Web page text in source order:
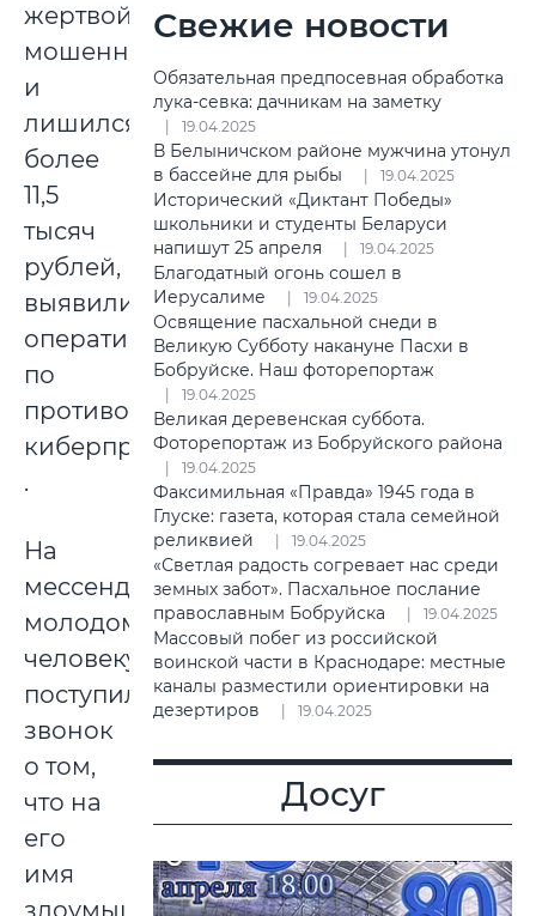
жертвой
мошенников
и
лишился
более
11,5
тысяч
рублей,
выявили
оперативники
по
противодействию
киберпреступности
.
На
мессенджер
молодому
человеку
поступил
звонок
о том,
что на
его
имя
злоумышленники
Свежие новости
Обязательная предпосевная обработка
лука-севка: дачникам на заметку
19.04.2025
В Белыничском районе мужчина утонул
в бассейне для рыбы
19.04.2025
Исторический «Диктант Победы»
школьники и студенты Беларуси
напишут 25 апреля
19.04.2025
Благодатный огонь сошел в
Иерусалиме
19.04.2025
Освящение пасхальной снеди в
Великую Субботу накануне Пасхи в
Бобруйске. Наш фоторепортаж
19.04.2025
Великая деревенская суббота.
Фоторепортаж из Бобруйского района
19.04.2025
Факсимильная «Правда» 1945 года в
Глуске: газета, которая стала семейной
реликвией
19.04.2025
«Светлая радость согревает нас среди
земных забот». Пасхальное послание
православным Бобруйска
19.04.2025
Массовый побег из российской
воинской части в Краснодаре: местные
каналы разместили ориентировки на
дезертиров
19.04.2025
Досуг